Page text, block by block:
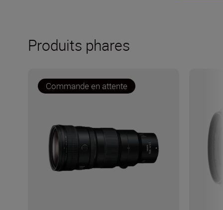
Produits phares
Commande en attente